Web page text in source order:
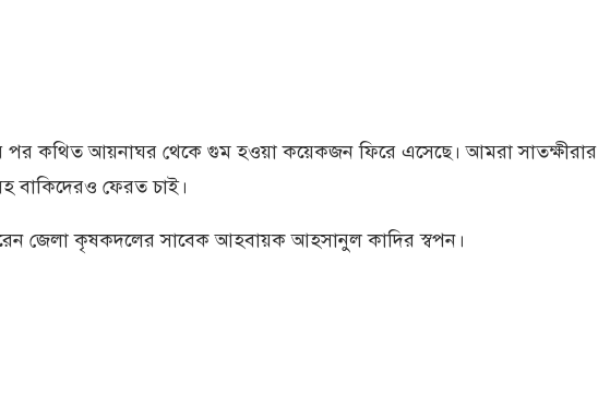
পর কথিত আয়নাঘর থেকে গুম হওয়া কয়েকজন ফিরে এসেছে। আমরা সাতক্ষীরার
বাকিদেরও ফেরত চাই।
জেলা কৃষকদলের সাবেক আহবায়ক আহসানুল কাদির স্বপন।